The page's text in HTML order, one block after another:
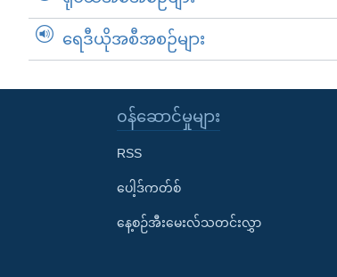
ရေဒီယိုအစီအစဉ်များ
၀န်ဆောင်မှုများ
RSS
ပေါ့ဒ်ကတ်စ်
နေ့စဉ်အီးမေးလ်သတင်းလွှာ